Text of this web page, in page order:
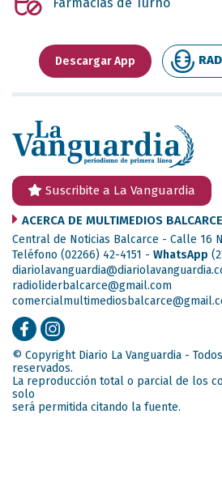
Descargar App
Suscribite a La Vanguardia
ACERCA DE MULTIMEDIOS BALCARCE
Central de Noticias Balcarce - Calle 16
Teléfono (02266) 42-4151 - WhatsApp
radioliderbalcarce@gmail.com
© Copyright Diario La Vanguardia -
reservados.
La reproducción total o parcial de los
solo
será permitida citando la fuente.